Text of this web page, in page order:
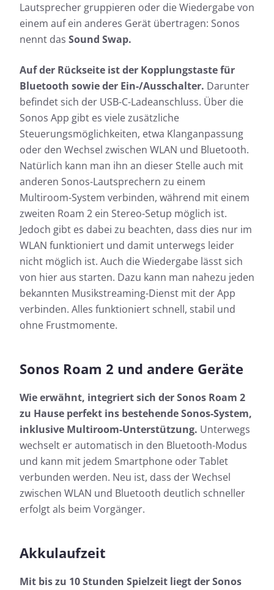
Lautsprecher gruppieren oder die Wiedergabe von
einem auf ein anderes Gerät übertragen: Sonos
nennt das Sound Swap.
Auf der Rückseite ist der Kopplungstaste für
Bluetooth sowie der Ein-/Ausschalter. Darunter
befindet sich der USB-C-Ladeanschluss. Über die
Sonos App gibt es viele zusätzliche
Steuerungsmöglichkeiten, etwa Klanganpassung
oder den Wechsel zwischen WLAN und Bluetooth.
Natürlich kann man ihn an dieser Stelle auch mit
anderen Sonos-Lautsprechern zu einem
Multiroom-System verbinden, während mit einem
zweiten Roam 2 ein Stereo-Setup möglich ist.
Jedoch gibt es dabei zu beachten, dass dies nur im
WLAN funktioniert und damit unterwegs leider
nicht möglich ist. Auch die Wiedergabe lässt sich
von hier aus starten. Dazu kann man nahezu jeden
bekannten Musikstreaming-Dienst mit der App
verbinden. Alles funktioniert schnell, stabil und
ohne Frustmomente.
Sonos Roam 2 und andere Geräte
Wie erwähnt, integriert sich der Sonos Roam 2
zu Hause perfekt ins bestehende Sonos-System,
inklusive Multiroom-Unterstützung. Unterwegs
wechselt er automatisch in den Bluetooth-Modus
und kann mit jedem Smartphone oder Tablet
verbunden werden. Neu ist, dass der Wechsel
zwischen WLAN und Bluetooth deutlich schneller
erfolgt als beim Vorgänger.
Akkulaufzeit
Mit bis zu 10 Stunden Spielzeit liegt der Sonos